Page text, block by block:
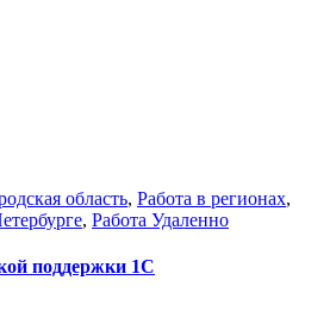
область, Работа в регионах,
, Работа Удаленно
поддержки 1С